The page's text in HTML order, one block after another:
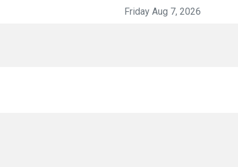
CMSD से 8 दवाओं
Friday Aug 7, 2026